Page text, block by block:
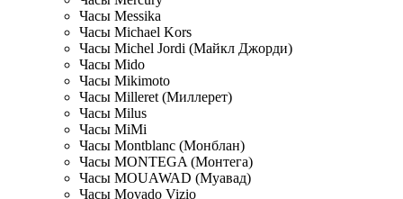
Часы Messika
Часы Michael Kors
Часы Michel Jordi (Майкл Джорди)
Часы Mido
Часы Mikimoto
Часы Milleret (Миллерет)
Часы Milus
Часы MiMi
Часы Montblanc (Монблан)
Часы MONTEGA (Монтега)
Часы MOUAWAD (Муавад)
Часы Movado Vizio